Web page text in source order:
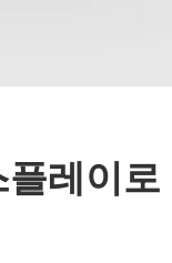
레이로